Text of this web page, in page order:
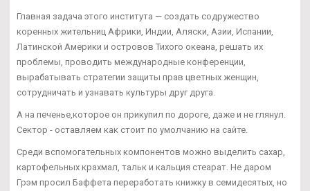
Главная задача этого института — создать содружество
коренных жительниц Африки, Индии, Аляски, Азии, Испании,
Латинской Америки и островов Тихого океана, решать их
проблемы, проводить международные конференции,
вырабатывать стратегии защиты прав цветных женщин,
сотрудничать и узнавать культуры друг друга.
А на печенье,которое он прикупил по дороге, даже и не глянул.
Сектор - оставляем как стоит по умолчанию на сайте.
Среди вспомогательных компонентов можно выделить сахар,
картофельных крахмал, тальк и кальция стеарат. Не даром
Грэм просил Баффета переработать книжку в семидесятых, но